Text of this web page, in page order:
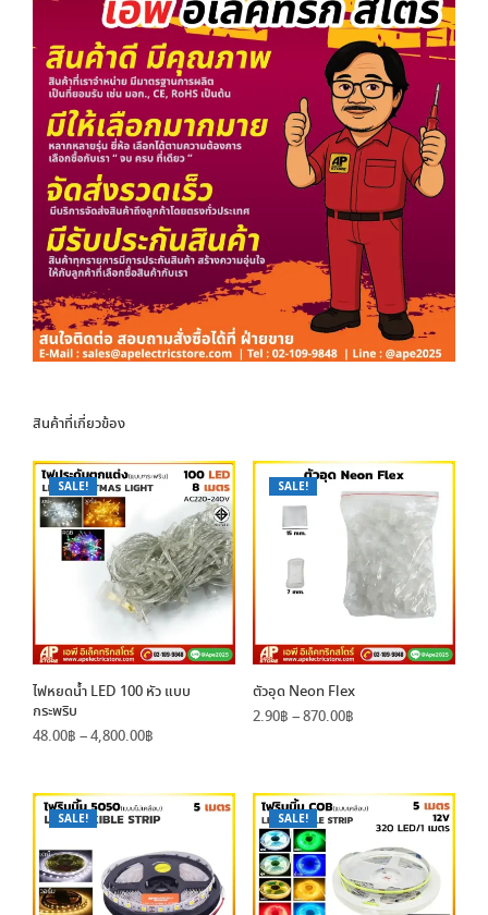
สินค้าที่เกี่ยวข้อง
SALE!
ไฟหยดน้ำ LED 100 หัว แบบ
กระพริบ
48.00฿ –4,800.00฿
through
4,800.00฿
SALE!
ตัวอุด Neon Flex
2.90฿ –870.00฿Price
870.00฿
SALE! SALE!